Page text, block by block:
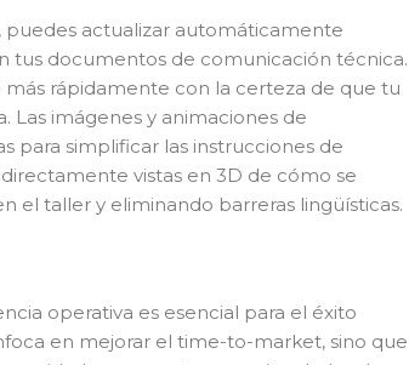
puedes actualizar automáticamente
tus documentos de comunicación técnica.
rápidamente con la certeza de que tu
imágenes y animaciones de
para simplificar las instrucciones de
vistas en 3D de cómo se
el taller y eliminando barreras lingüísticas.
operativa es esencial para el éxito
en mejorar el time-to-market, sino que